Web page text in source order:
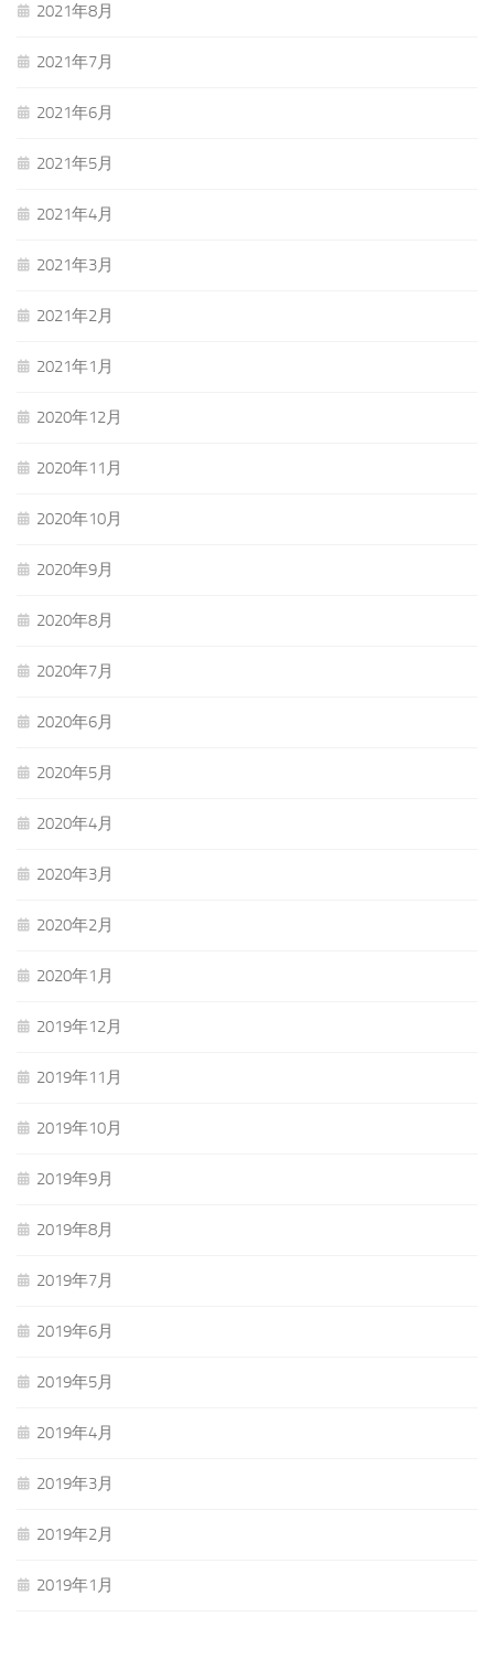
2021年8月
2021年7月
2021年6月
2021年5月
2021年4月
2021年3月
2021年2月
2021年1月
2020年12月
2020年11月
2020年10月
2020年9月
2020年8月
2020年7月
2020年6月
2020年5月
2020年4月
2020年3月
2020年2月
2020年1月
2019年12月
2019年11月
2019年10月
2019年9月
2019年8月
2019年7月
2019年6月
2019年5月
2019年4月
2019年3月
2019年2月
2019年1月